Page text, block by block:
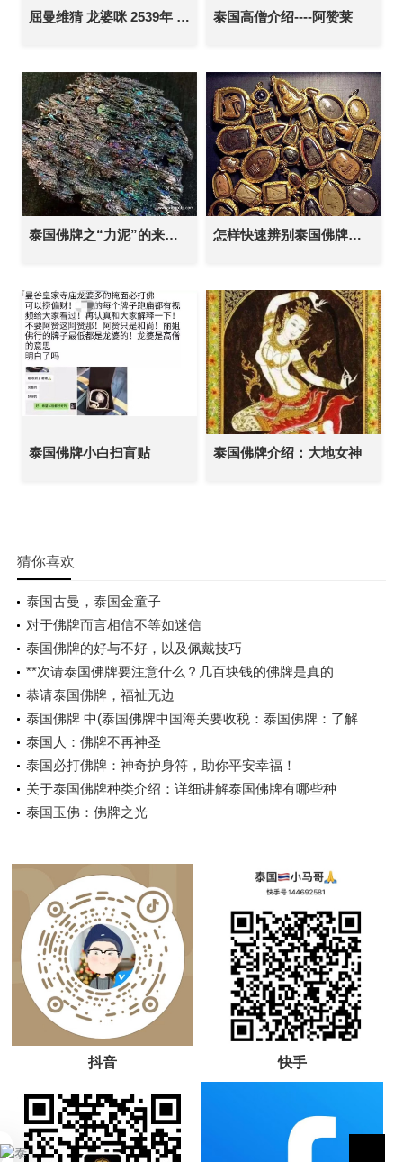
屈曼维猜 龙婆咪 2539年 纯金符管五方佛心咒 必打佛 掩面佛 泰国佛牌 30年老牌 避是非小人 口才人缘 转运招财 泰国高僧介绍----阿赞莱
泰国佛牌之“力泥”的来历是什么？ 怎样快速辨别泰国佛牌真假？
泰国佛牌小白扫盲贴 泰国佛牌介绍：大地女神
猜你喜欢
泰国古曼，泰国金童子
对于佛牌而言相信不等如迷信
​泰国佛牌的好与不好，以及佩戴技巧
**次请泰国佛牌要注意什么？几百块钱的佛牌是真的
吗？佛牌有用吗
恭请泰国佛牌，福祉无边
泰国佛牌 中(泰国佛牌中国海关要收税：泰国佛牌：了解
佛教文化的入门指南)
泰国人：佛牌不再神圣
泰国必打佛牌：神奇护身符，助你平安幸福！
关于泰国佛牌种类介绍：详细讲解泰国佛牌有哪些种
类！
泰国玉佛：佛牌之光
抖音 快手